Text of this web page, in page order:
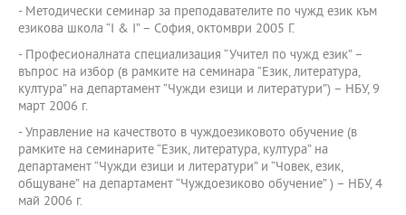
- Методически семинар за преподавателите по чужд език към
езикова школа “I & I” – София, октомври 2005 Г.
- Професионалната специализация “Учител по чужд език” –
въпрос на избор (в рамките на семинара “Език, литература,
култура” на департамент “Чужди езици и литератури”) – НБУ, 9
март 2006 г.
- Управление на качеството в чуждоезиковото обучение (в
рамките на семинарите “Език, литература, култура” на
департамент “Чужди езици и литератури” и “Човек, език,
общуване” на департамент “Чуждоезиково обучение” ) – НБУ, 4
май 2006 г.